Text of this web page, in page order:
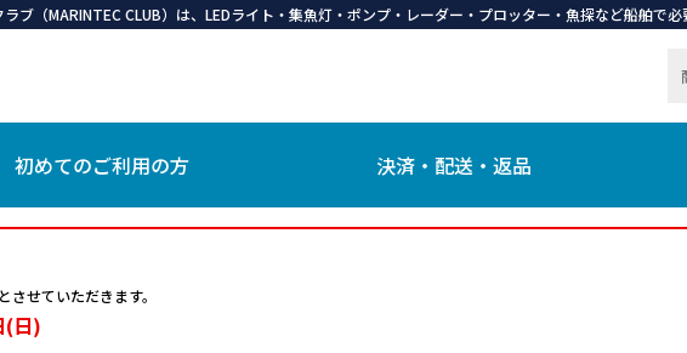
ブ（MARINTEC CLUB）は、LEDライト・集魚灯・ポンプ・レーダー・プロッター・魚探など船舶で必
初めてのご利用の方 決済・配送・返品
せていただきます。
(日)